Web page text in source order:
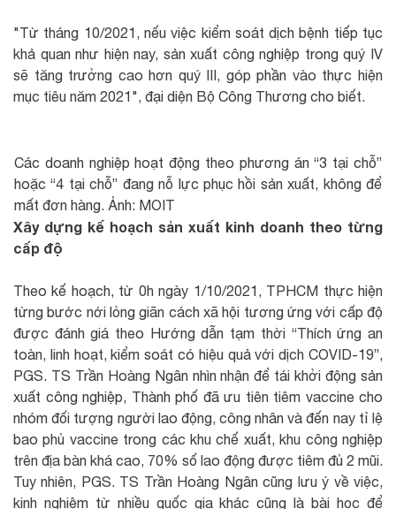
"Từ tháng 10/2021, nếu việc kiểm soát dịch bệnh tiếp tục
khả quan như hiện nay, sản xuất công nghiệp trong quý IV
sẽ tăng trưởng cao hơn quý III, góp phần vào thực hiện
mục tiêu năm 2021", đại diện Bộ Công Thương cho biết.
Các doanh nghiệp hoạt động theo phương án “3 tại chỗ”
hoặc “4 tại chỗ” đang nỗ lực phục hồi sản xuất, không để
mất đơn hàng. Ảnh: MOIT
Xây dựng kế hoạch sản xuất kinh doanh theo từng
cấp độ
Theo kế hoạch, từ 0h ngày 1/10/2021, TPHCM thực hiện
từng bước nới lỏng giãn cách xã hội tương ứng với cấp độ
được đánh giá theo Hướng dẫn tạm thời “Thích ứng an
toàn, linh hoạt, kiểm soát có hiệu quả với dịch COVID-19”,
PGS. TS Trần Hoàng Ngân nhìn nhận để tái khởi động sản
xuất công nghiệp, Thành phố đã ưu tiên tiêm vaccine cho
nhóm đối tượng người lao động, công nhân và đến nay tỉ lệ
bao phủ vaccine trong các khu chế xuất, khu công nghiệp
trên địa bàn khá cao, 70% số lao động được tiêm đủ 2 mũi.
Tuy nhiên, PGS. TS Trần Hoàng Ngân cũng lưu ý về việc,
kinh nghiệm từ nhiều quốc gia khác cũng là bài học để